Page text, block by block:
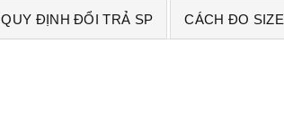
QUY ĐỊNH ĐỔI TRẢ SP CÁCH ĐO SIZE